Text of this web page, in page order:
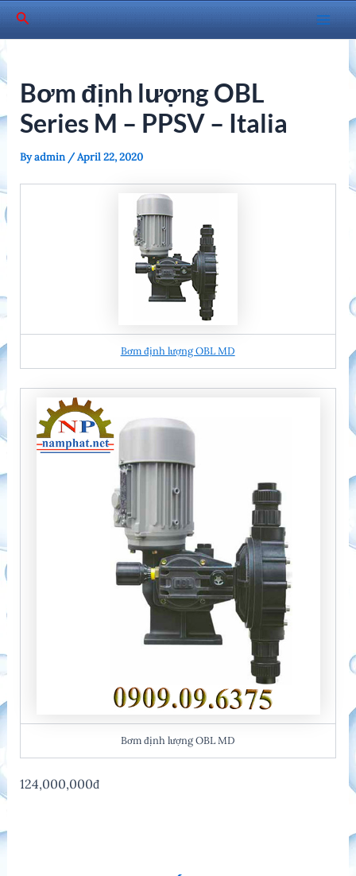
SkipSearch
Main
Bơm định lượng OBL
Series M – PPSV – Italia
Byadmin /April 22, 2020
Bơm định lượng OBL MD
Bơm định lượng OBL MD
124,000,000đ